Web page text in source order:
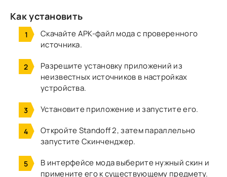
Как установить
Скачайте APK-файл мода с проверенного
источника.
Разрешите установку приложений из
неизвестных источников в настройках
устройства.
Установите приложение и запустите его.
Откройте Standoff 2, затем параллельно
запустите Скинченджер.
В интерфейсе модавыберите нужный скин и
примените его к существующему предмету.